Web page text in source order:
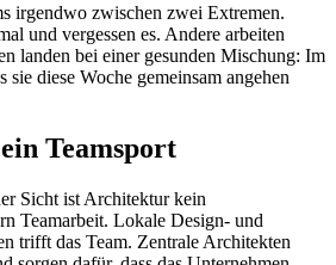
irgendwo zwischen zwei Extremen.
und vergessen es. Andere arbeiten
landen bei einer gesunden Mischung: Im
sie diese Woche gemeinsam angehen
Teamsport
Sicht ist Architektur kein
Teamarbeit. Lokale Design- und
trifft das Team. Zentrale Architekten